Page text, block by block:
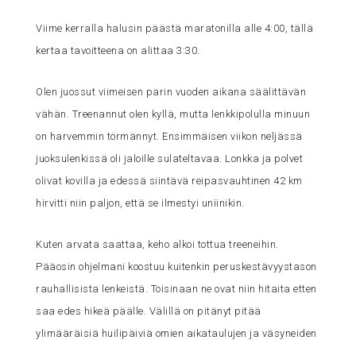
Viime kerralla halusin päästä maratonilla alle 4:00, tällä
kertaa tavoitteena on alittaa 3:30.
Olen juossut viimeisen parin vuoden aikana säälittävän
vähän. Treenannut olen kyllä, mutta lenkkipolulla minuun
on harvemmin törmännyt. Ensimmäisen viikon neljässä
juoksulenkissä oli jaloille sulateltavaa. Lonkka ja polvet
olivat kovilla ja edessä siintävä reipasvauhtinen 42 km
hirvitti niin paljon, että se ilmestyi uniinikin.
Kuten arvata saattaa, keho alkoi tottua treeneihin.
Pääosin ohjelmani koostuu kuitenkin peruskestävyystason
rauhallisista lenkeistä. Toisinaan ne ovat niin hitaita etten
saa edes hikeä päälle. Välillä on pitänyt pitää
ylimääräisiä huilipäiviä omien aikataulujen ja väsyneiden